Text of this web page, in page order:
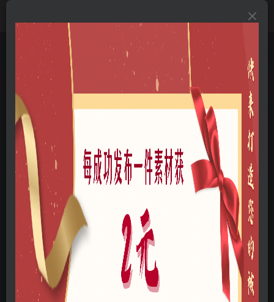
首页 B-方案文本 B0111-美丽乡村 正文
连樟村示范片振兴发展及连樟村村庄建设规划
我是一名景观设计师
关注 私信
60 15